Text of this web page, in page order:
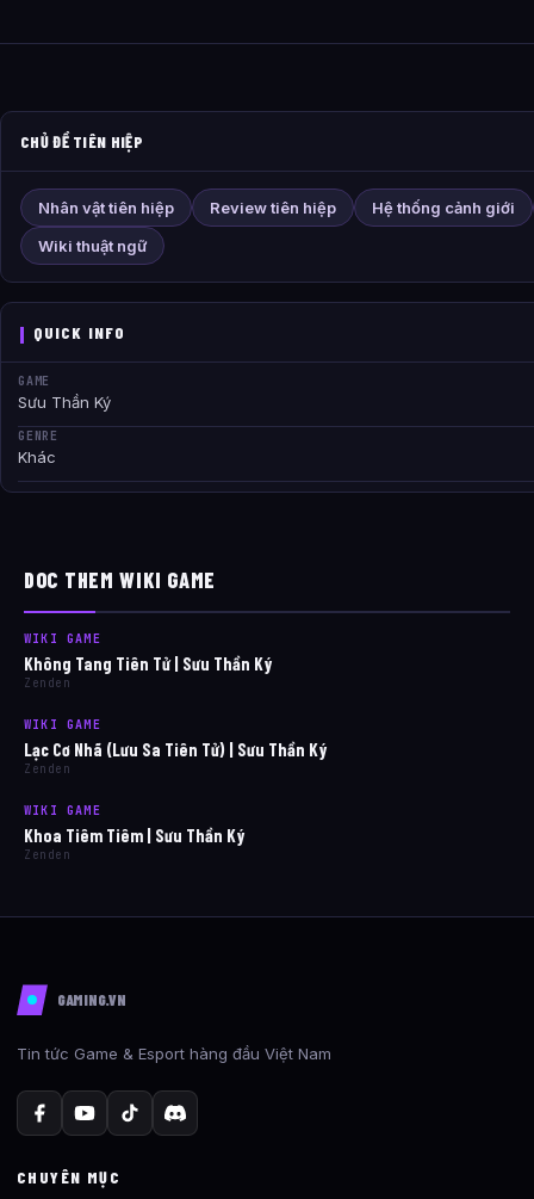
CHỦ ĐỀ TIÊN HIỆP
Nhân vật tiên hiệp Review tiên hiệp
Hệ thống cảnh giới
Wiki thuật ngữ
QUICK INFO
GAME
Sưu Thần Ký
GENRE
Khác
DOC THEM WIKI GAME
WIKI GAME
Không Tang Tiên Tử | Sưu Thần Ký
Zenden
WIKI GAME
Lạc Cơ Nhã (Lưu Sa Tiên Tử) | Sưu Thần Ký
Zenden
WIKI GAME
Khoa Tiêm Tiêm | Sưu Thần Ký
Zenden
GAMING.VN
Tin tức Game & Esport hàng đầu Việt Nam
CHUYÊN MỤC